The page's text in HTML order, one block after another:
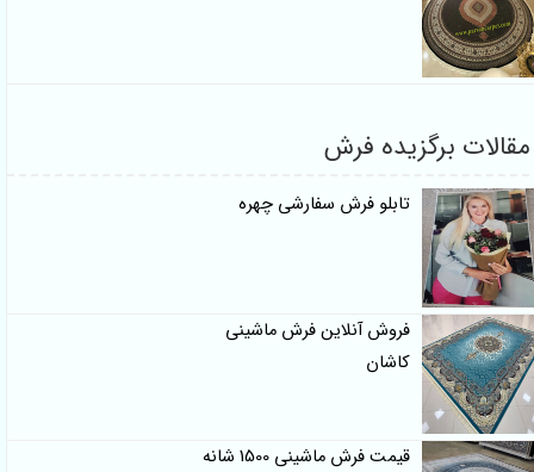
مقالات برگزیده فرش
تابلو فرش سفارشی چهره
فروش آنلاین فرش ماشینی
کاشان
قیمت فرش ماشینی 1500 شانه